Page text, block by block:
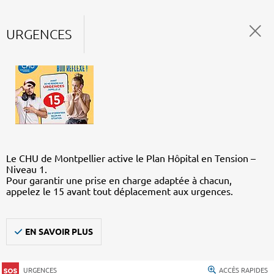
URGENCES
Le CHU de Montpellier active le Plan Hôpital en Tension –
Niveau 1.
Pour garantir une prise en charge adaptée à chacun,
appelez le 15 avant tout déplacement aux urgences.
EN SAVOIR PLUS
URGENCES ACCÈS RAPIDES